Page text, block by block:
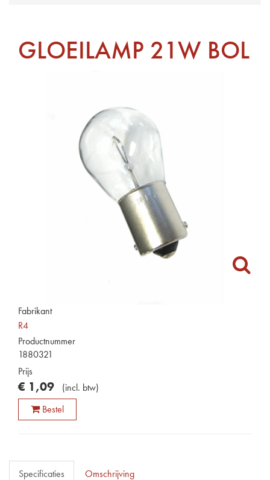
GLOEILAMP 21W BOL
Fabrikant
R4
Productnummer
1880321
Prijs
€ 1,09 (incl. btw)
Bestel
Specificaties Omschrijving